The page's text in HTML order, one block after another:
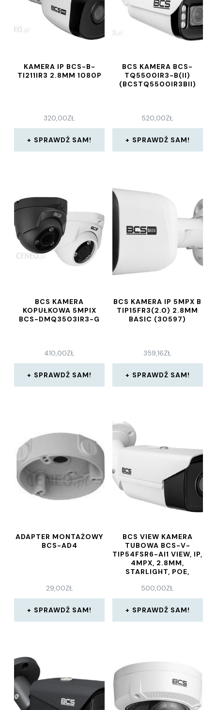
KAMERA IP BCS-B-
TI211IR3 2.8MM 1080P
320,00ZŁ
SPRAWDŹ SAM!
BCS KAMERA BCS-
TQ5500IR3-B(II)
(BCSTQ5500IR3BII)
520,00ZŁ
SPRAWDŹ SAM!
BCS KAMERA
KOPUŁKOWA 5MPIX
BCS-DMQ3503IR3-G
410,00ZŁ
SPRAWDŹ SAM!
BCS KAMERA IP 5MPX B
TIP15FR3(2.0) 2.8MM
BASIC (30597)
359,16ZŁ
SPRAWDŹ SAM!
ADAPTER MONTAŻOWY
BCS-AD4
29,00ZŁ
SPRAWDŹ SAM!
BCS VIEW KAMERA
TUBOWA BCS-V-
TIP54FSR6-AI1 VIEW, IP,
4MPX, 2.8MM,
STARLIGHT, POE,
500,00ZŁ
SPRAWDŹ SAM!